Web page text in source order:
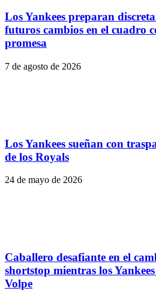
Los Yankees preparan
futuros cambios en el cuadro
promesa
7 de agosto de 2026
Los Yankees sueñan con
de los Royals
24 de mayo de 2026
Caballero desafiante en el
shortstop mientras los
Volpe